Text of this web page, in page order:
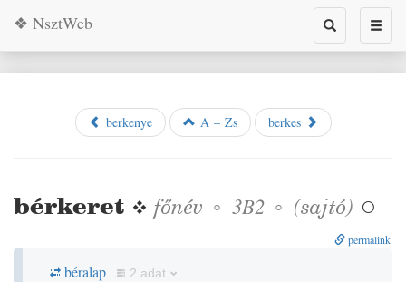
Toggle
search
❖ NsztWeb
berkenye A – Zs berkes
bérkeret ❖ főnév ◦ 3B2 ◦ (sajtó) 
permalink
béralap 2 adat